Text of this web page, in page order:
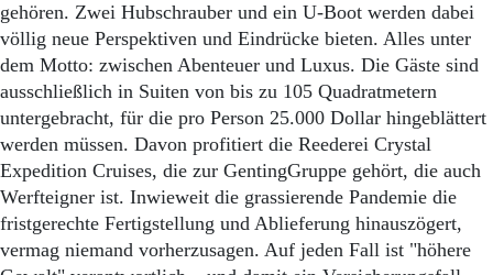
gehören. Zwei Hubschrauber und ein U-Boot werden dabei
völlig neue Perspektiven und Eindrücke bieten. Alles unter
dem Motto: zwischen Abenteuer und Luxus. Die Gäste sind
ausschließlich in Suiten von bis zu 105 Quadratmetern
untergebracht, für die pro Person 25.000 Dollar hingeblättert
werden müssen. Davon profitiert die Reederei Crystal
Expedition Cruises, die zur GentingGruppe gehört, die auch
Werfteigner ist. Inwieweit die grassierende Pandemie die
fristgerechte Fertigstellung und Ablieferung hinauszögert,
vermag niemand vorherzusagen. Auf jeden Fall ist "höhere